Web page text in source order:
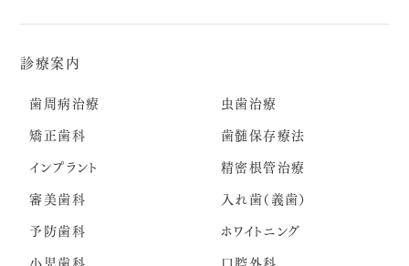
診療案内
歯周病治療
矯正歯科
インプラント
虫歯治療
歯髄保存療法
精密根管治療
審美歯科
予防歯科
小児歯科
入れ歯（義歯）
ホワイトニング
口腔外科